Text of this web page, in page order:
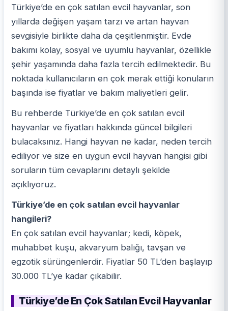
Türkiye’de en çok satılan evcil hayvanlar, son
yıllarda değişen yaşam tarzı ve artan hayvan
sevgisiyle birlikte daha da çeşitlenmiştir. Evde
bakımı kolay, sosyal ve uyumlu hayvanlar, özellikle
şehir yaşamında daha fazla tercih edilmektedir. Bu
noktada kullanıcıların en çok merak ettiği konuların
başında ise fiyatlar ve bakım maliyetleri gelir.
Bu rehberde Türkiye’de en çok satılan evcil
hayvanlar ve fiyatları hakkında güncel bilgileri
bulacaksınız. Hangi hayvan ne kadar, neden tercih
ediliyor ve size en uygun evcil hayvan hangisi gibi
soruların tüm cevaplarını detaylı şekilde
açıklıyoruz.
Türkiye’de en çok satılan evcil hayvanlar
hangileri?
En çok satılan evcil hayvanlar; kedi, köpek,
muhabbet kuşu, akvaryum balığı, tavşan ve
egzotik sürüngenlerdir. Fiyatlar 50 TL’den başlayıp
30.000 TL’ye kadar çıkabilir.
Türkiye’de En Çok Satılan Evcil Hayvanlar